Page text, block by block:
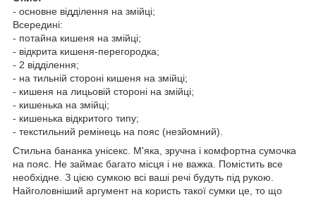
- основне відділення на змійці;
Всередині:
- потайна кишеня на змійці;
- відкрита кишеня-перегородка;
- 2 відділення;
- на тильній стороні кишеня на змійці;
- кишеня на лицьовій стороні на змійці;
- кишенька на змійці;
- кишенька відкритого типу;
- текстильний ремінець на пояс (незйомний).
Стильна бананка унісекс. М'яка, зручна і комфортна сумочка
на пояс. Не займає багато місця і не важка. Помістить все
необхідне. З цією сумкою всі ваші речі будуть під рукою.
Найголовніший аргумент на користь такої сумки це, то що